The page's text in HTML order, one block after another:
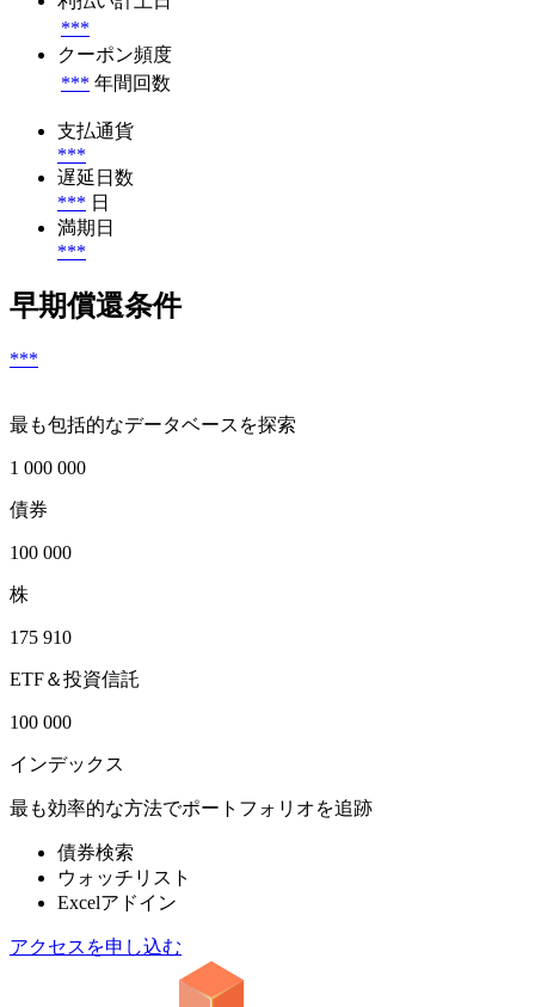
***
クーポン頻度
*** 年間回数
支払通貨
***
遅延日数
*** 日
満期日
***
早期償還条件
***
最も包括的なデータベースを探索
1 000 000
債券
100 000
株
175 910
ETF＆投資信託
100 000
インデックス
最も効率的な方法でポートフォリオを追跡
債券検索
ウォッチリスト
Excelアドイン
アクセスを申し込む